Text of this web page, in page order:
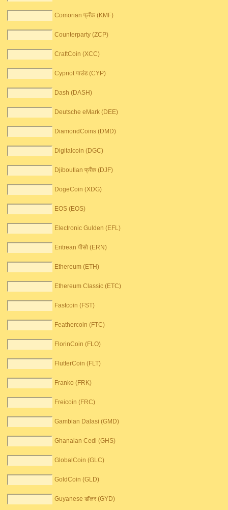
Comorian फ्रैंक (KMF)
Counterparty (ZCP)
CraftCoin (XCC)
Cypriot पाउंड (CYP)
Dash (DASH)
Deutsche eMark (DEE)
DiamondCoins (DMD)
Digitalcoin (DGC)
Djiboutian फ्रैंक (DJF)
DogeCoin (XDG)
EOS (EOS)
Electronic Gulden (EFL)
Eritrean पीसो (ERN)
Ethereum (ETH)
Ethereum Classic (ETC)
Fastcoin (FST)
Feathercoin (FTC)
FlorinCoin (FLO)
FlutterCoin (FLT)
Franko (FRK)
Freicoin (FRC)
Gambian Dalasi (GMD)
Ghanaian Cedi (GHS)
GlobalCoin (GLC)
GoldCoin (GLD)
Guyanese डॉलर (GYD)